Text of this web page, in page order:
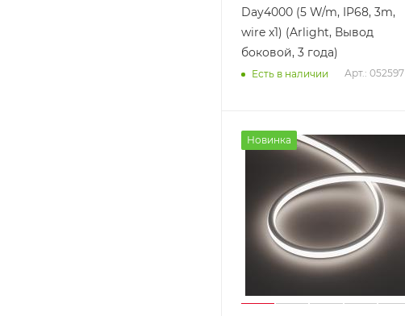
Day4000 (5 W/m, IP68, 3m,
wire x1) (Arlight, Вывод
боковой, 3 года)
Есть в наличии Арт.: 052597
Новинка